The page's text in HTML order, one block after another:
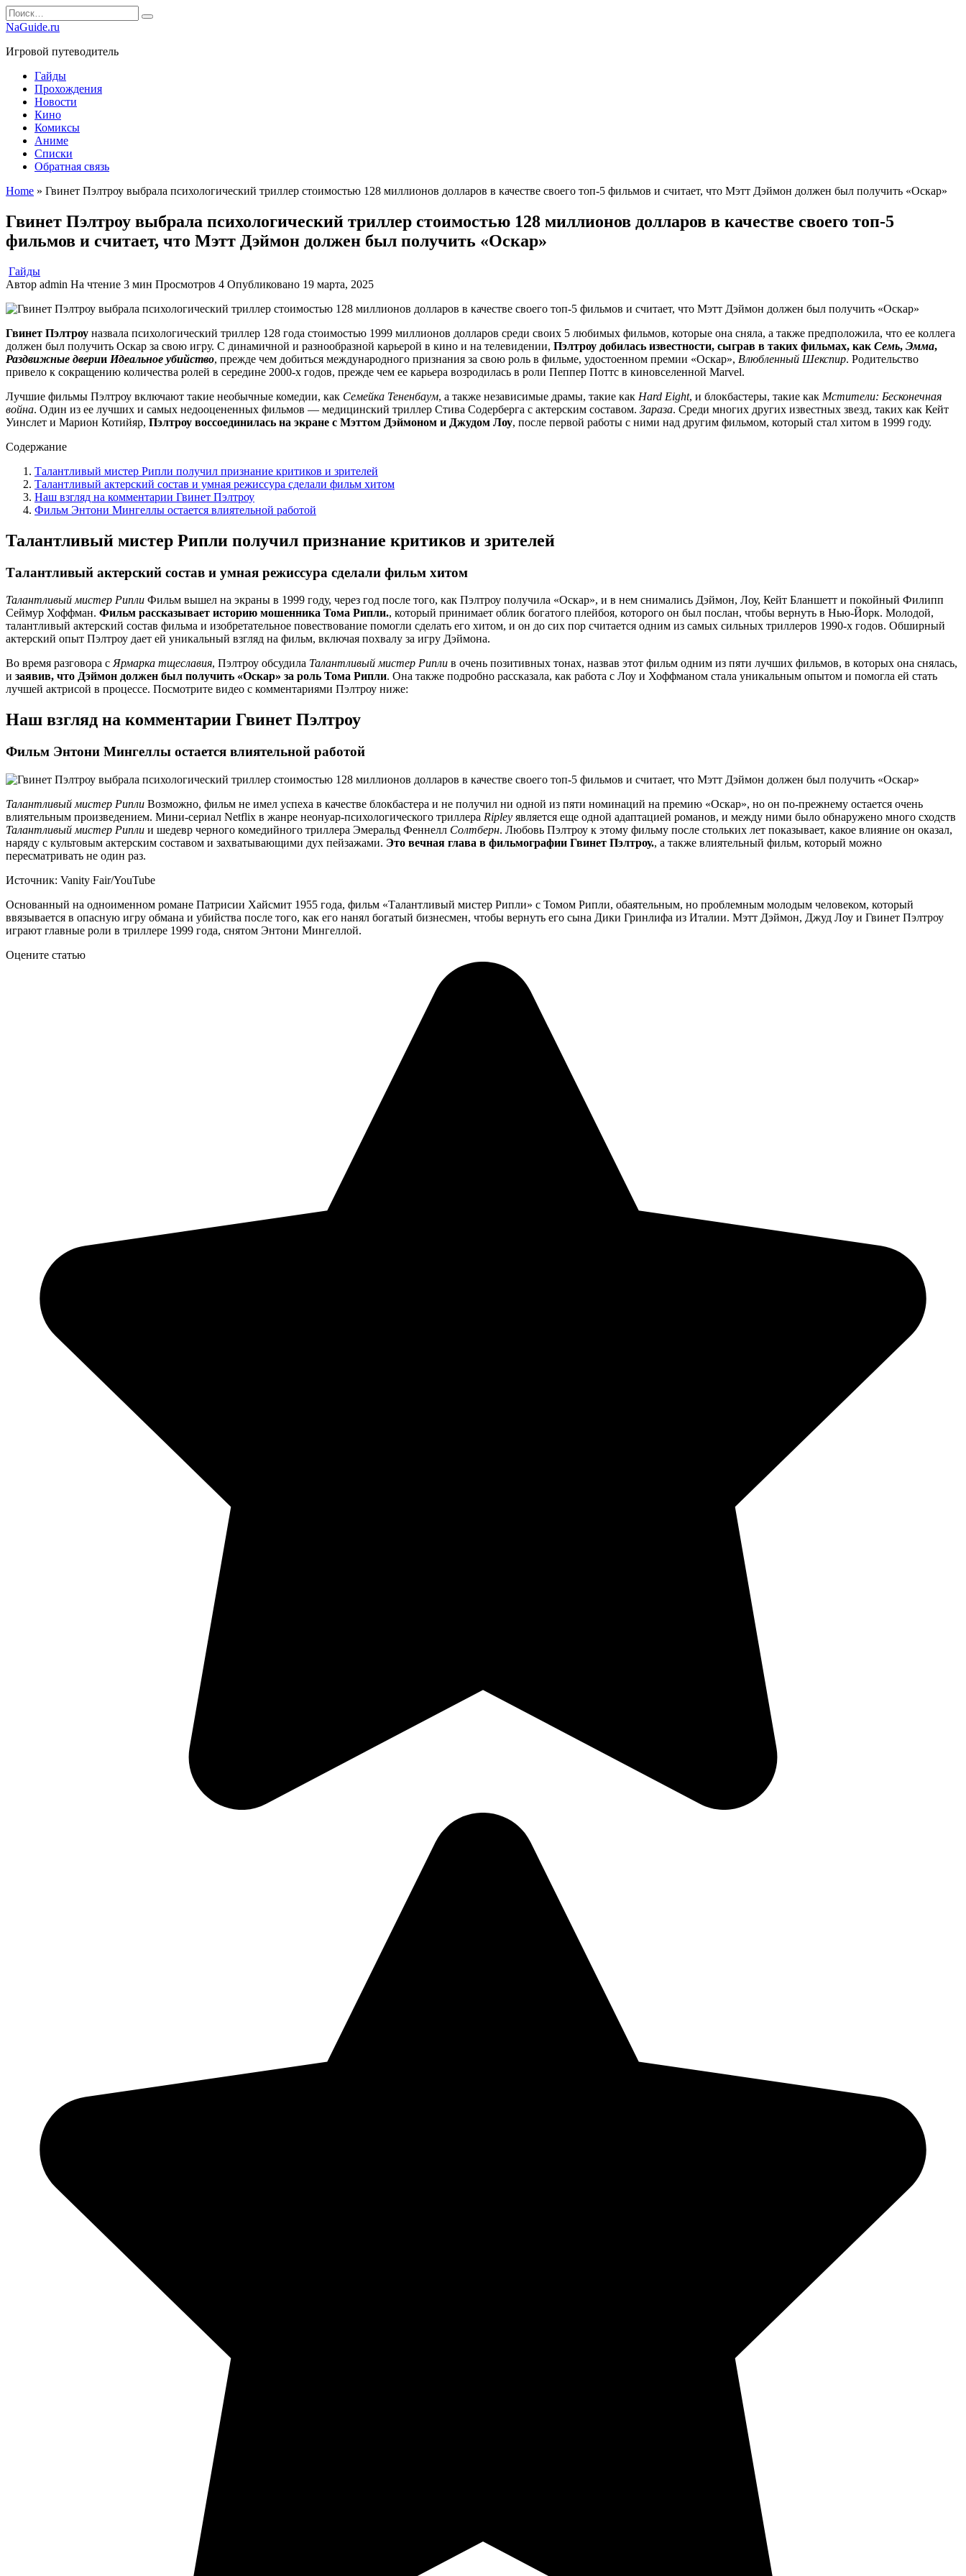
Перейти
к
Search
for:
NaGuide.ru
Игровой путеводитель
Гайды
Прохождения
Новости
Кино
Комиксы
Аниме
Списки
Обратная связь
Home » Гвинет Пэлтроу выбрала психологический триллер стоимостью 128 миллионов долларов в качестве своего топ-5 фильмов и считает, что Мэтт Дэймон должен был получить «Оскар»
Гвинет Пэлтроу выбрала психологический триллер стоимостью 128 миллионов долларов в качестве своего топ-5
фильмов и считает, что Мэтт Дэймон должен был получить «Оскар»
Гайды
Автор admin На чтение 3 мин Просмотров 4 Опубликовано 19 марта, 2025
Гвинет Пэлтроу назвала психологический триллер 128 года стоимостью 1999 миллионов долларов среди своих 5 любимых фильмов, которые она сняла, а также предположила, что ее коллега
должен был получить Оскар за свою игру. С динамичной и разнообразной карьерой в кино и на телевидении, Пэлтроу добилась известности, сыграв в таких фильмах, как Семь, Эмма,
Раздвижные дверии Идеальное убийство, прежде чем добиться международного признания за свою роль в фильме, удостоенном премии «Оскар», Влюбленный Шекспир. Родительство
привело к сокращению количества ролей в середине 2000-х годов, прежде чем ее карьера возродилась в роли Пеппер Поттс в киновселенной Marvel.
Лучшие фильмы Пэлтроу включают такие необычные комедии, как Семейка Тененбаум, а также независимые драмы, такие как Hard Eight, и блокбастеры, такие как Мстители: Бесконечная
война. Один из ее лучших и самых недооцененных фильмов — медицинский триллер Стива Содерберга с актерским составом. Зараза. Среди многих других известных звезд, таких как Кейт
Уинслет и Марион Котийяр, Пэлтроу воссоединилась на экране с Мэттом Дэймоном и Джудом Лоу, после первой работы с ними над другим фильмом, который стал хитом в 1999 году.
Содержание
Талантливый мистер Рипли получил признание критиков и зрителей
Талантливый актерский состав и умная режиссура сделали фильм хитом
Наш взгляд на комментарии Гвинет Пэлтроу
Фильм Энтони Мингеллы остается влиятельной работой
Талантливый мистер Рипли получил признание критиков и зрителей
Талантливый актерский состав и умная режиссура сделали фильм хитом
Талантливый мистер Рипли Фильм вышел на экраны в 1999 году, через год после того, как Пэлтроу получила «Оскар», и в нем снимались Дэймон, Лоу, Кейт Бланшетт и покойный Филипп
Сеймур Хоффман. Фильм рассказывает историю мошенника Тома Рипли., который принимает облик богатого плейбоя, которого он был послан, чтобы вернуть в Нью-Йорк. Молодой,
талантливый актерский состав фильма и изобретательное повествование помогли сделать его хитом, и он до сих пор считается одним из самых сильных триллеров 1990-х годов. Обширный
актерский опыт Пэлтроу дает ей уникальный взгляд на фильм, включая похвалу за игру Дэймона.
Во время разговора с Ярмарка тщеславия, Пэлтроу обсудила Талантливый мистер Рипли в очень позитивных тонах, назвав этот фильм одним из пяти лучших фильмов, в которых она снялась,
и заявив, что Дэймон должен был получить «Оскар» за роль Тома Рипли. Она также подробно рассказала, как работа с Лоу и Хоффманом стала уникальным опытом и помогла ей стать
лучшей актрисой в процессе. Посмотрите видео с комментариями Пэлтроу ниже:
Наш взгляд на комментарии Гвинет Пэлтроу
Фильм Энтони Мингеллы остается влиятельной работой
Талантливый мистер Рипли Возможно, фильм не имел успеха в качестве блокбастера и не получил ни одной из пяти номинаций на премию «Оскар», но он по-прежнему остается очень
влиятельным произведением. Мини-сериал Netflix в жанре неонуар-психологического триллера Ripley является еще одной адаптацией романов, и между ними было обнаружено много сходств
Талантливый мистер Рипли и шедевр черного комедийного триллера Эмеральд Феннелл Солтберн. Любовь Пэлтроу к этому фильму после стольких лет показывает, какое влияние он оказал,
наряду с культовым актерским составом и захватывающими дух пейзажами. Это вечная глава в фильмографии Гвинет Пэлтроу., а также влиятельный фильм, который можно
пересматривать не один раз.
Источник: Vanity Fair/YouTube
Основанный на одноименном романе Патрисии Хайсмит 1955 года, фильм «Талантливый мистер Рипли» с Томом Рипли, обаятельным, но проблемным молодым человеком, который
ввязывается в опасную игру обмана и убийства после того, как его нанял богатый бизнесмен, чтобы вернуть его сына Дики Гринлифа из Италии. Мэтт Дэймон, Джуд Лоу и Гвинет Пэлтроу
играют главные роли в триллере 1999 года, снятом Энтони Мингеллой.
Оцените статью